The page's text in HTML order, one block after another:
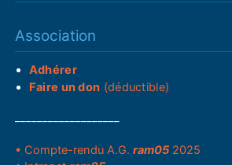
Association
Adhérer
Faire un don (déductible)
• Compte-rendu A.G.ram05 2025